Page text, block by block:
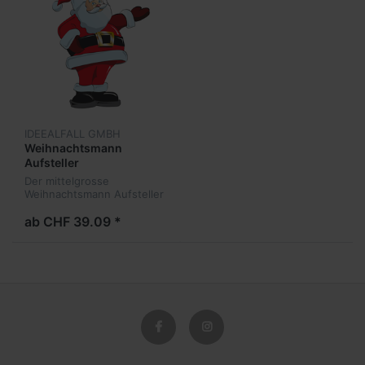
IDEEALFALL GMBH
Weihnachtsmann
Aufsteller
Der mittelgrosse
Weihnachtsmann Aufsteller
Wellkarton und kann mit
ab CHF 39.09 *